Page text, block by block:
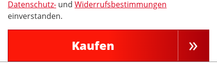
Datenschutz- und Widerrufsbestimmungen
einverstanden.
Kaufen